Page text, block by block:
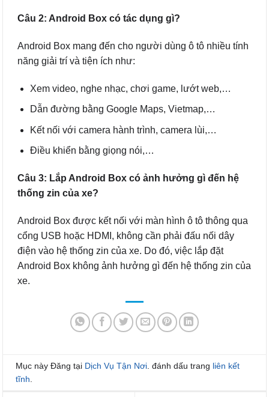
Câu 2: Android Box có tác dụng gì?
Android Box mang đến cho người dùng ô tô nhiều tính
năng giải trí và tiện ích như:
Xem video, nghe nhạc, chơi game, lướt web,…
Dẫn đường bằng Google Maps, Vietmap,…
Kết nối với camera hành trình, camera lùi,…
Điều khiển bằng giọng nói,…
Câu 3: Lắp Android Box có ảnh hưởng gì đến hệ
thống zin của xe?
Android Box được kết nối với màn hình ô tô thông qua
cổng USB hoặc HDMI, không cần phải đấu nối dây
điện vào hệ thống zin của xe. Do đó, việc lắp đặt
Android Box không ảnh hưởng gì đến hệ thống zin của
xe.
Mục này Đăng tại Dịch Vụ Tận Nơi . đánh dấu trang liên kết
tĩnh